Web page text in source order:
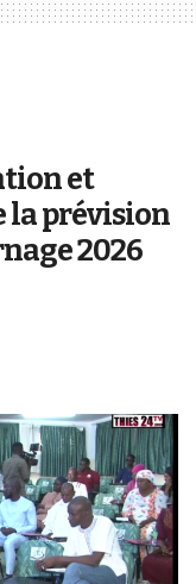
et
la prévision
2026